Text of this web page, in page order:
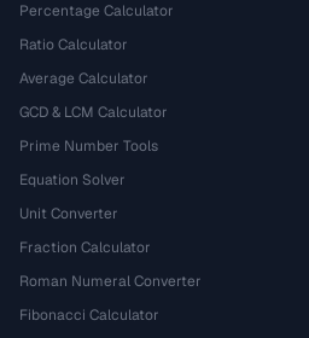
Percentage Calculator
Ratio Calculator
Average Calculator
GCD & LCM Calculator
Prime Number Tools
Equation Solver
Unit Converter
Fraction Calculator
Roman Numeral Converter
Fibonacci Calculator